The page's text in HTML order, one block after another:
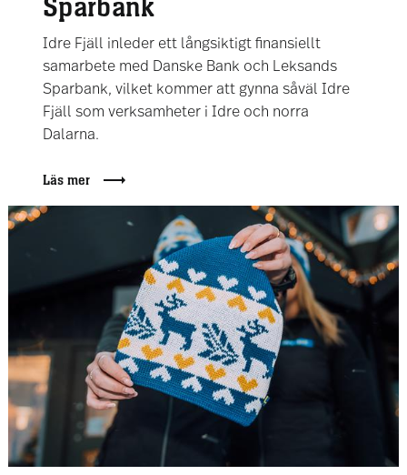
Sparbank
Idre Fjäll inleder ett långsiktigt finansiellt
samarbete med Danske Bank och Leksands
Sparbank, vilket kommer att gynna såväl Idre
Fjäll som verksamheter i Idre och norra
Dalarna.
Läs mer